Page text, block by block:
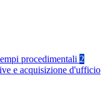
procedimentali 2
e acquisizione d'ufficio